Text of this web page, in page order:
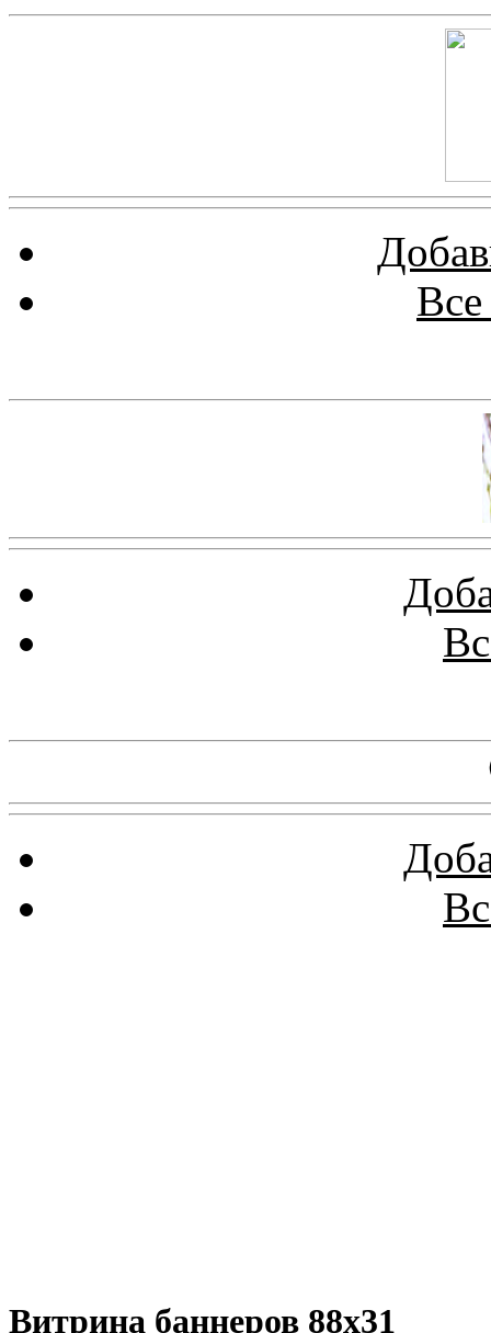
Витрина баннеров 88x31